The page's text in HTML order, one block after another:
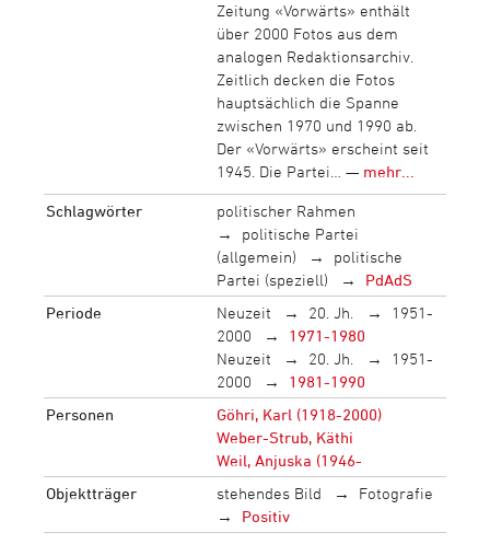
Zeitung «Vorwärts» enthält
über 2000 Fotos aus dem
analogen Redaktionsarchiv.
Zeitlich decken die Fotos
hauptsächlich die Spanne
zwischen 1970 und 1990 ab.
Der «Vorwärts» erscheint seit
1945. Die Partei… — mehr...
Schlagwörter
politischer Rahmen
politische Partei
(allgemein)
politische
Partei (speziell)
PdAdS
Periode
Neuzeit 20. Jh.
1951-
2000
1971-1980
Neuzeit
20. Jh.
1951-
2000
1981-1990
Personen
Göhri, Karl (1918-2000)
Weber-Strub, Käthi
Weil, Anjuska (1946-
Objektträger
stehendes Bild
Fotografie
Positiv